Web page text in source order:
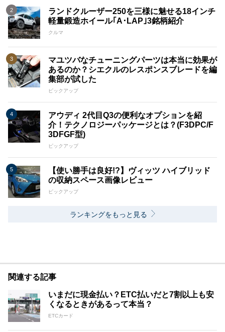
ランドクルーザー250を三様に魅せる18インチ
軽量鍛造ホイール｢A･LAP｣3銘柄紹介
クルマ
マユツバなチューニングパーツは本当に効果が
あるのか？シエクルのレスポンスブレードを編
集部が試した
ピックアップ
アウディ 2代目Q3の便利なオプションを紹
介！テクノロジーパッケージとは？(F3DPC/F
3DFGF型)
ピックアップ
【使い勝手は良好!?】ヴィッツ ハイブリッド
の収納スペース画像レビュー
ピックアップ
ランキングをもっと見る
関連する記事
いまだに現金払い？ETC払いだと7割以上も安
くなるときがあるって本当？
ETCカード